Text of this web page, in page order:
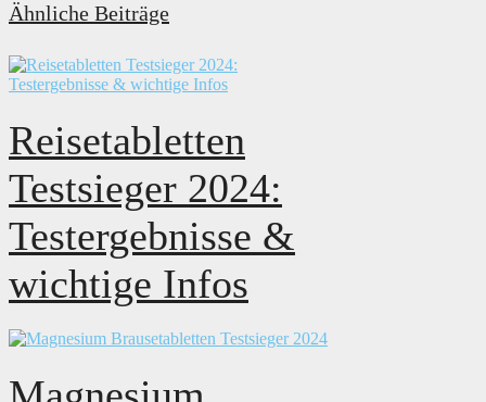
Ähnliche Beiträge
Reisetabletten
Testsieger 2024:
Testergebnisse &
wichtige Infos